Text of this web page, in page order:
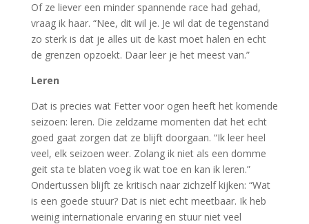
Of ze liever een minder spannende race had gehad,
vraag ik haar. “Nee, dit wil je. Je wil dat de tegenstand
zo sterk is dat je alles uit de kast moet halen en echt
de grenzen opzoekt. Daar leer je het meest van.”
Leren
Dat is precies wat Fetter voor ogen heeft het komende
seizoen: leren. Die zeldzame momenten dat het echt
goed gaat zorgen dat ze blijft doorgaan. “Ik leer heel
veel, elk seizoen weer. Zolang ik niet als een domme
geit sta te blaten voeg ik wat toe en kan ik leren.”
Ondertussen blijft ze kritisch naar zichzelf kijken: “Wat
is een goede stuur? Dat is niet echt meetbaar. Ik heb
weinig internationale ervaring en stuur niet veel